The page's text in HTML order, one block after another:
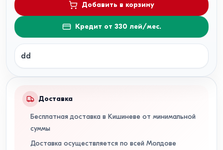
Добавить в корзину
Кредит от 330 лей/мес.
dd
Доставка
Бесплатная доставка в Кишиневе от минимальной
суммы
Доставка осуществляется по всей Молдове